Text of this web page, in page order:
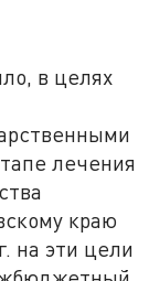
в целях
лечения
краю
на эти цели